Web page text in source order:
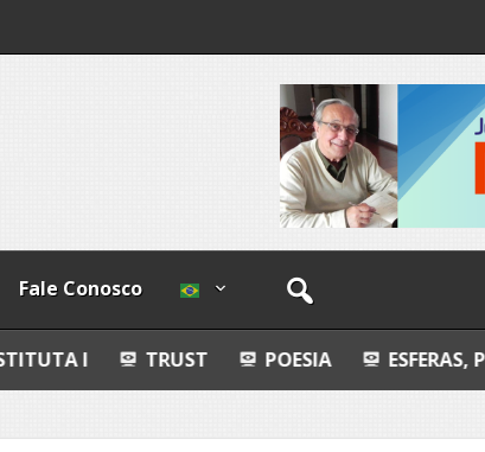
Fale Conosco
TRUST POESIA ESFERAS, PETROGLIFOS